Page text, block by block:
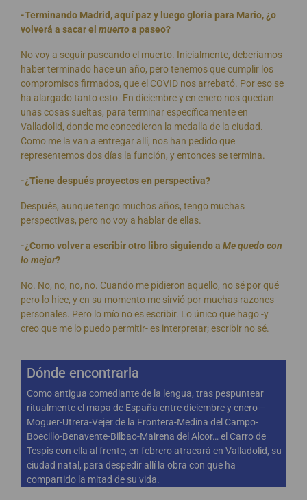
-Terminando Madrid, aquí paz y luego gloria para Mario, ¿o
volverá a sacar el muerto a paseo?
No voy a seguir paseando el muerto. Inicialmente, deberíamos
haber terminado hace un año, pero tenemos que cumplir los
compromisos firmados, que el COVID nos arrebató. Por eso se
ha alargado tanto esto. En diciembre y en enero nos quedan
unas cosas sueltas, para terminar específicamente en
Valladolid, donde me concedieron la medalla de la ciudad.
Como me la van a entregar allí, nos han pedido que
representemos dos días la función, y entonces se termina.
-¿Tiene después proyectos en perspectiva?
Después, aunque tengo muchos años, tengo muchas
perspectivas, pero no voy a hablar de ellas.
-¿Como volver a escribir otro libro siguiendo a Me quedo con
lo mejor?
No. No, no, no, no. Cuando me pidieron aquello, no sé por qué
pero lo hice, y en su momento me sirvió por muchas razones
personales. Pero lo mío no es escribir. Lo único que hago -y
creo que me lo puedo permitir- es interpretar; escribir no sé.
Dónde encontrarla
Como antigua comediante de la lengua, tras pespuntear
ritualmente el mapa de España entre diciembre y enero –
Moguer-Utrera-Vejer de la Frontera-Medina del Campo-
Boecillo-Benavente-Bilbao-Mairena del Alcor… el Carro de
Tespis con ella al frente, en febrero atracará en Valladolid, su
ciudad natal, para despedir allí la obra con que ha
compartido la mitad de su vida.